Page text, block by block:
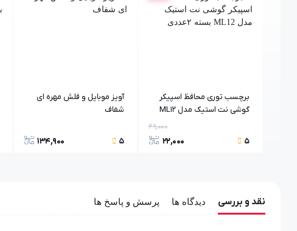
برچسب توری محافظ اسپیکر
گوشی نت استیک مدل ML12
5
49,000
22,000
آویز موبایل و فلش مهره ای
شفاف
5
134,900
نقد و بررسی دیدگاه ها پرسش و پاسخ ها